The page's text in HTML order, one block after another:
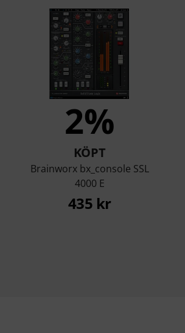
2%
KÖPT
Brainworx bx_console SSL
4000 E
435 kr